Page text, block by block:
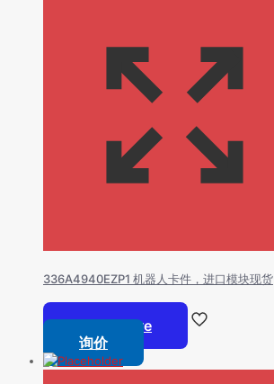
336A4940EZP1 机器人卡件，进口模块现货
Read more
询价